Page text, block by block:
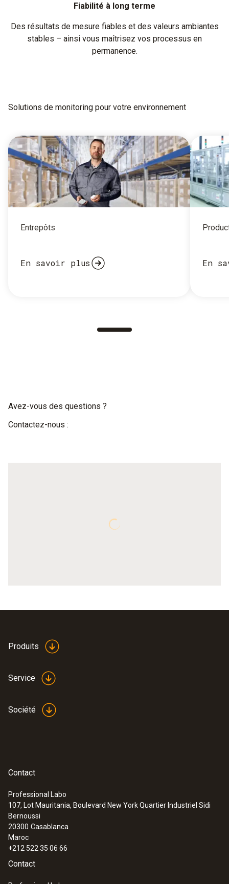
Fiabilité à long terme
Des résultats de mesure fiables et des valeurs ambiantes
stables – ainsi vous maîtrisez vos processus en
permanence.
Solutions de monitoring pour votre environnement
Entrepôts
En savoir plus En
Avez-vous des questions ?
Contactez-nous :
Produits
Service
Société
Contact
Professional Labo
107, Lot Mauritania, Boulevard New York Quartier Industriel Sidi
Bernoussi
20300 Casablanca
Maroc
+212 522 35 06 66
Contact